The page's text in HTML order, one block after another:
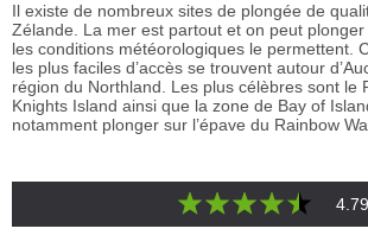
Il existe de nombreux sites de plongée de
Zélande. La mer est partout et on peut
les conditions météorologiques le permettent.
les plus faciles d’accès se trouvent autour
région du Northland. Les plus célèbres sont le
Knights Island ainsi que la zone de Bay of
notamment plonger sur l’épave du Rainbow
4.79